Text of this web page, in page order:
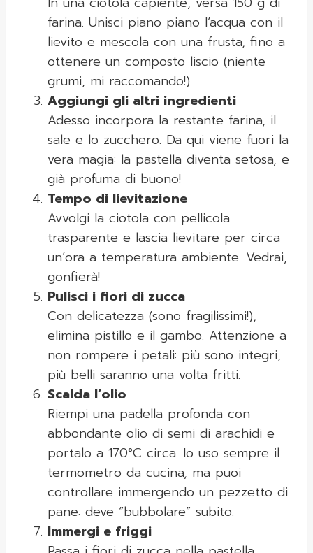
farina. Unisci piano piano l’acqua con il
lievito e mescola con una frusta, fino a
ottenere un composto liscio (niente
grumi, mi raccomando!).
Aggiungi gli altri ingredienti
Adesso incorpora la restante farina, il
sale e lo zucchero. Da qui viene fuori la
vera magia: la pastella diventa setosa, e
già profuma di buono!
Tempo di lievitazione
Avvolgi la ciotola con pellicola
trasparente e lascia lievitare per circa
un’ora a temperatura ambiente. Vedrai,
gonfierà!
Pulisci i fiori di zucca
Con delicatezza (sono fragilissimi!),
elimina pistillo e il gambo. Attenzione a
non rompere i petali: più sono integri,
più belli saranno una volta fritti.
Scalda l’olio
Riempi una padella profonda con
abbondante olio di semi di arachidi e
portalo a 170°C circa. Io uso sempre il
termometro da cucina, ma puoi
controllare immergendo un pezzetto di
pane: deve “bubbolare” subito.
Immergi e friggi